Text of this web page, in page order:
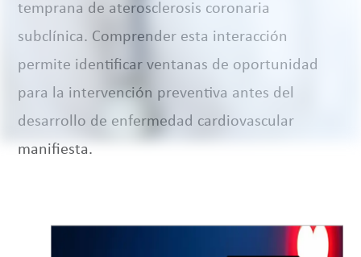
temprana de aterosclerosis coronaria
subclínica. Comprender esta interacción
permite identificar ventanas de oportunidad
para la intervención preventiva antes del
desarrollo de enfermedad cardiovascular
manifiesta.